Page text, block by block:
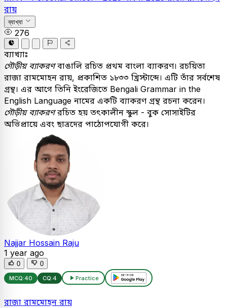
রায়
ব্যাখ্যা
276
ব্যাখ্যাঃ
গৌড়ীয় ব্যাকরণবাঙালি রচিত প্রথম বাংলা ব্যাকরণ। রচয়িতা
রাজা রামমোহন রায়, প্রকাশিত ১৮৩৩ খ্রিস্টাব্দে। এটি তাঁর সর্বশেষ
গ্রন্থ। এর আগে তিনি ইংরেজিতে Bengali Grammar in the
English Language নামের একটি ব্যাকরণ গ্রন্থ রচনা করেন।
গৌড়ীয় ব্যাকরণরচিত হয় তৎকালীন স্কুল - বুক সোসাইটির
অভিপ্রায়ে এবং ছাত্রদের পাঠোপযোগী করে।
Najjar Hossain Raju
1 year ago
0 0
MCQ:40 CQ:4 Practice
রাজা রামমোহন রায়